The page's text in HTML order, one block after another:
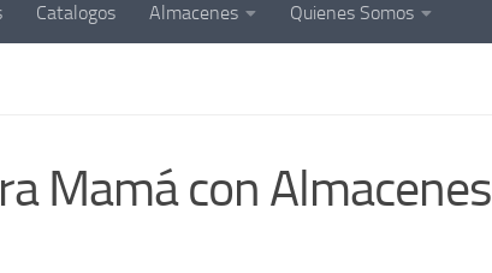
Catalogos Almacenes Quienes Somos
Mamá con Almacenes